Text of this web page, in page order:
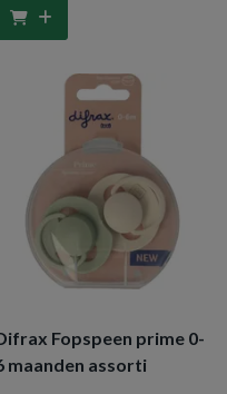
Fopspeen prime 0-
maanden assorti